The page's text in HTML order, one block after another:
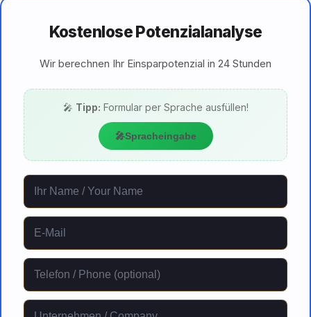
Kostenlose Potenzialanalyse
Wir berechnen Ihr Einsparpotenzial in 24 Stunden
🎤 Tipp: Formular per Sprache ausfüllen!
🎤Spracheingabe